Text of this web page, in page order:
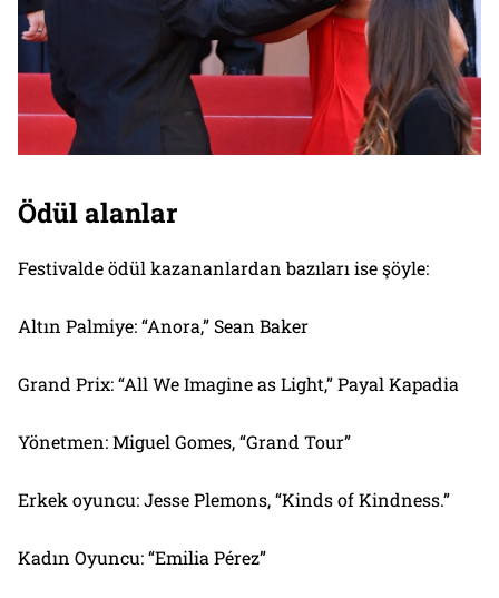
Ödül alanlar
Festivalde ödül kazananlardan bazıları ise şöyle:
Altın Palmiye: “Anora,” Sean Baker
Grand Prix: “All We Imagine as Light,” Payal Kapadia
Yönetmen: Miguel Gomes, “Grand Tour”
Erkek oyuncu: Jesse Plemons, “Kinds of Kindness.”
Kadın Oyuncu: “Emilia Pérez”